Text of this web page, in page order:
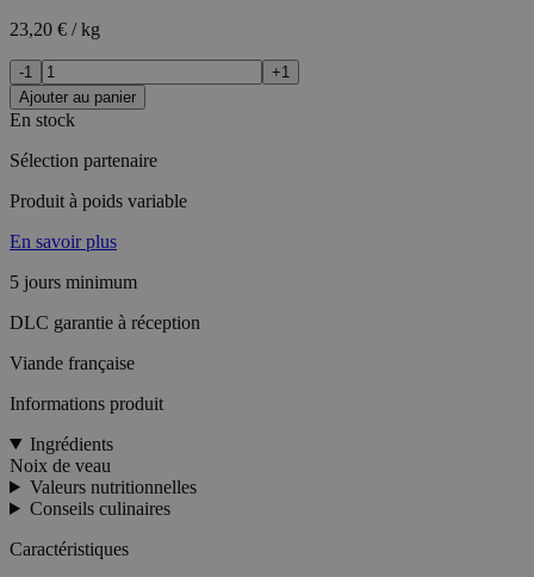
23,20 € / kg
-1
+1
Ajouter au panier
En stock
Sélection partenaire
Produit à poids variable
En savoir plus
5 jours minimum
DLC garantie à réception
Viande française
Informations produit
Ingrédients
Noix de veau
Valeurs nutritionnelles
Conseils culinaires
Caractéristiques